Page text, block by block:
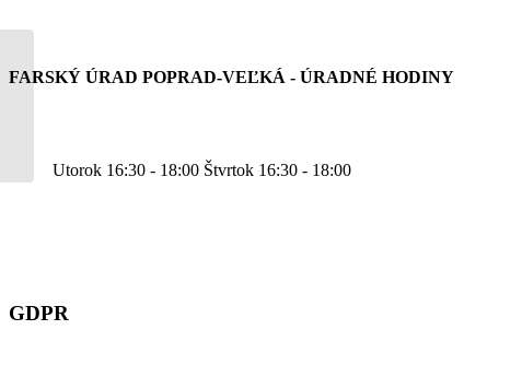
FARSKÝ ÚRAD POPRAD-VEĽKÁ - ÚRADNÉ HODINY
Utorok 16:30 - 18:00 Štvrtok 16:30 - 18:00
GDPR
Tretia nedeľa